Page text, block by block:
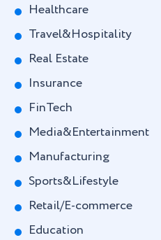
Healthcare
Travel&Hospitality
Real Estate
Insurance
FinTech
Media&Entertainment
Manufacturing
Sports&Lifestyle
Retail/E-commerce
Education